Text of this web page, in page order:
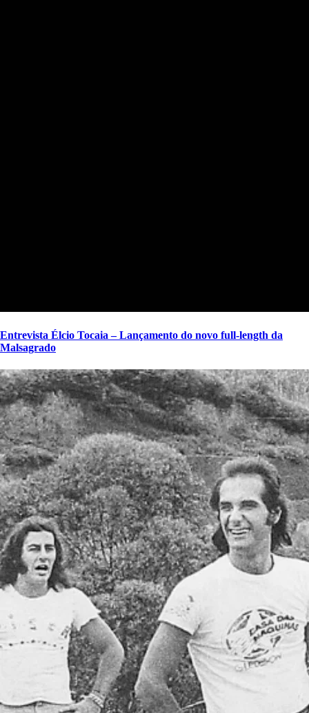
Entrevista Élcio Tocaia – Lançamento do novo full-length da
Malsagrado